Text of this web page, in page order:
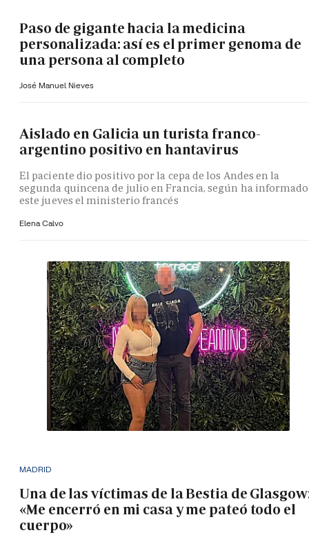
Paso de gigante hacia la medicina
personalizada: así es el primer genoma de
una persona al completo
José Manuel Nieves
Aislado en Galicia un turista franco-
argentino positivo en hantavirus
El paciente dio positivo por la cepa de los Andes en la
segunda quincena de julio en Francia, según ha informado
este jueves el ministerio francés
Elena Calvo
MADRID
Una de las víctimas de la Bestia de
«Me encerró en mi casa y me pateó todo el
cuerpo»